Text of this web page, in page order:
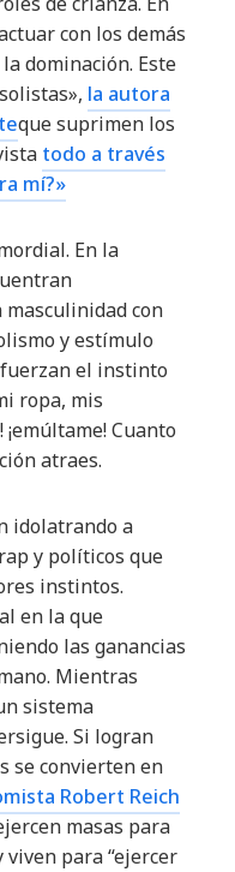
con los demás
dominación. Este
la autora
que suprimen los
todo a través
mí?»
En la
con
y estímulo
el instinto
ropa, mis
Cuanto
atraes.
idolatrando a
y políticos que
instintos.
en la que
las ganancias
Mientras
sistema
Si logran
se convierten en
Robert Reich
masas para
para “ejercer